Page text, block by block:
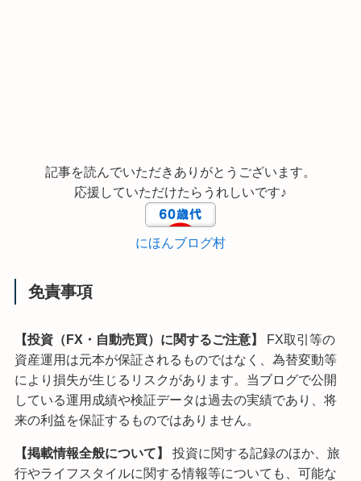
記事を読んでいただきありがとうございます。
応援していただけたらうれしいです♪
にほんブログ村
免責事項
【投資（FX・自動売買）に関するご注意】
FX取引等の
資産運用は元本が保証されるものではなく、為替変動等
により損失が生じるリスクがあります。当ブログで公開
している運用成績や検証データは過去の実績であり、将
来の利益を保証するものではありません。
【掲載情報全般について】
投資に関する記録のほか、旅
行やライフスタイルに関する情報等についても、可能な